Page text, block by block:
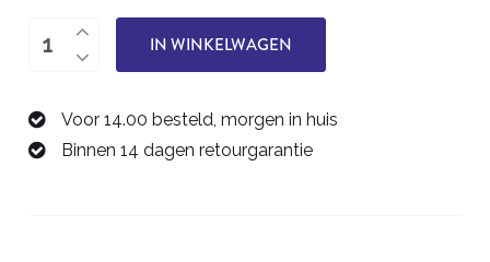
00682215
aantal
IN WINKELWAGEN
Voor 14.00 besteld, morgen in huis
Binnen 14 dagen retourgarantie